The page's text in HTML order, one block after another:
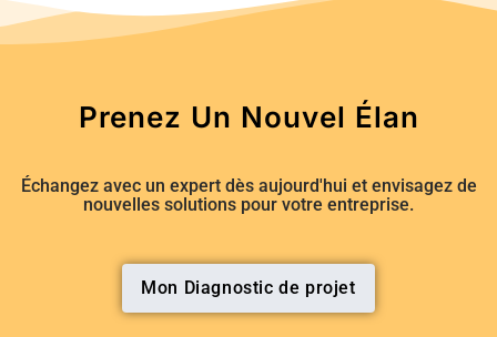
Prenez Un Nouvel Élan
Échangez avec un expert dès aujourd'hui et envisagez de
nouvelles solutions pour votre entreprise.
Mon Diagnostic de projet